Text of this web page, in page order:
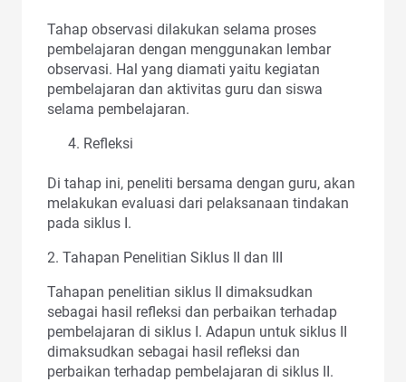
Tahap observasi dilakukan selama proses
pembelajaran dengan menggunakan lembar
observasi. Hal yang diamati yaitu kegiatan
pembelajaran dan aktivitas guru dan siswa
selama pembelajaran.
Refleksi
Di tahap ini, peneliti bersama dengan guru, akan
melakukan evaluasi dari pelaksanaan tindakan
pada siklus I.
2. Tahapan Penelitian Siklus II dan III
Tahapan penelitian siklus II dimaksudkan
sebagai hasil refleksi dan perbaikan terhadap
pembelajaran di siklus I. Adapun untuk siklus II
dimaksudkan sebagai hasil refleksi dan
perbaikan terhadap pembelajaran di siklus II.